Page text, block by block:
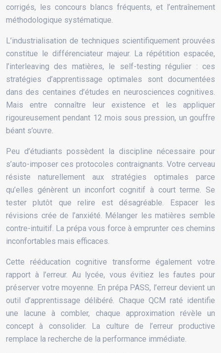
corrigés, les concours blancs fréquents, et l’entraînement
méthodologique systématique.
L’industrialisation de techniques scientifiquement prouvées
constitue le différenciateur majeur. La répétition espacée,
l’interleaving des matières, le self-testing régulier : ces
stratégies d’apprentissage optimales sont documentées
dans des centaines d’études en neurosciences cognitives.
Mais entre connaître leur existence et les appliquer
rigoureusement pendant 12 mois sous pression, un gouffre
béant s’ouvre.
Peu d’étudiants possèdent la discipline nécessaire pour
s’auto-imposer ces protocoles contraignants. Votre cerveau
résiste naturellement aux stratégies optimales parce
qu’elles génèrent un inconfort cognitif à court terme. Se
tester plutôt que relire est désagréable. Espacer les
révisions crée de l’anxiété. Mélanger les matières semble
contre-intuitif. La prépa vous force à emprunter ces chemins
inconfortables mais efficaces.
Cette rééducation cognitive transforme également votre
rapport à l’erreur. Au lycée, vous évitiez les fautes pour
préserver votre moyenne. En prépa PASS, l’erreur devient un
outil d’apprentissage délibéré. Chaque QCM raté identifie
une lacune à combler, chaque approximation révèle un
concept à consolider. La culture de l’erreur productive
remplace la recherche de la performance immédiate.